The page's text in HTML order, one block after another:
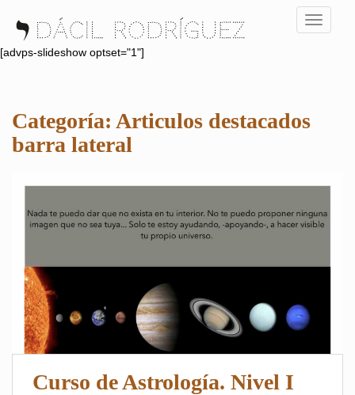
p
[advps-slideshow optset="1"]
Categoría: Articulos destacados
barra lateral
Curso de Astrología. Nivel I